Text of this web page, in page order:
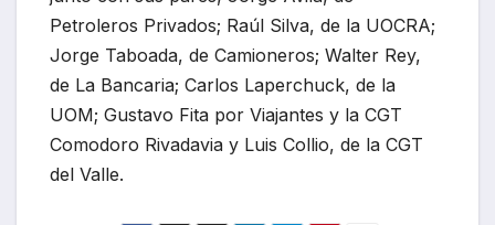
Petroleros Privados; Raúl Silva, de la UOCRA;
Jorge Taboada, de Camioneros; Walter Rey,
de La Bancaria; Carlos Laperchuck, de la
UOM; Gustavo Fita por Viajantes y la CGT
Comodoro Rivadavia y Luis Collio, de la CGT
del Valle.